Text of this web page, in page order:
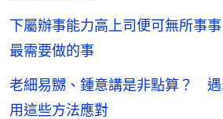
下屬辦事能力高上司便可無所事
最需要做的事
老細易嬲、鍾意講是非點算？
用這些方法應對